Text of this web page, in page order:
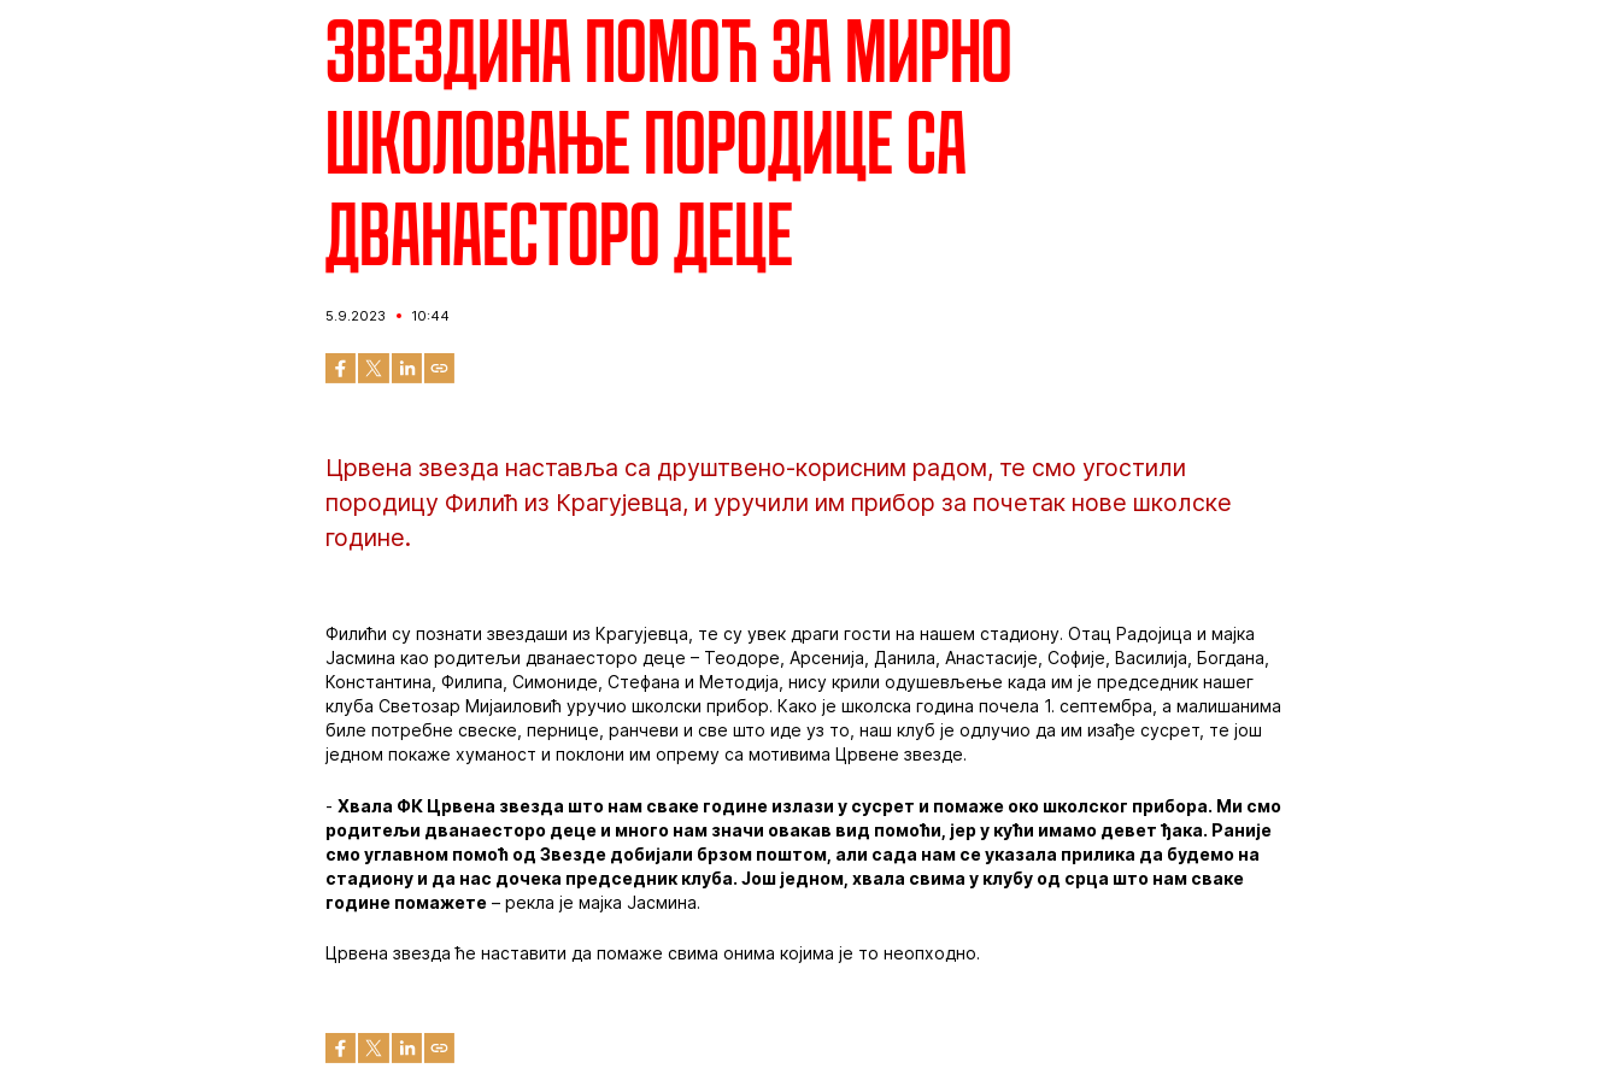
Звездина помоћ за мирно
школовање породице са
дванаесторо деце
5.9.2023 10:44
Црвена звезда наставља са друштвено-корисним радом, те смо угостили
породицу Филић из Крагујевца, и уручили им прибор за почетак нове школске
године.
Филићи су познати звездаши из Крагујевца, те су увек драги гости на нашем стадиону. Отац Радојица и мајка
Јасмина као родитељи дванаесторо деце – Теодоре, Арсенија, Данила, Анастасије, Софије, Василија, Богдана,
Константина, Филипа, Симониде, Стефана и Методија, нису крили одушевљење када им је председник нашег
клуба Светозар Мијаиловић уручио школски прибор. Како је школска година почела 1. септембра, а малишанима
биле потребне свеске, пернице, ранчеви и све што иде уз то, наш клуб је одлучио да им изађе сусрет, те још
једном покаже хуманост и поклони им опрему са мотивима Црвене звезде.
-Хвала ФК Црвена звезда што нам сваке године излази у сусрет и помаже око школског прибора. Ми смо
родитељи дванаесторо деце и много нам значи овакав вид помоћи, јер у кући имамо девет ђака. Раније
смо углавном помоћ од Звезде добијали брзом поштом, али сада нам се указала прилика да будемо на
стадиону и да нас дочека председник клуба. Још једном, хвала свима у клубу од срца што нам сваке
године помажете – рекла је мајка Јасмина.
Црвена звезда ће наставити да помаже свима онима којима је то неопходно.